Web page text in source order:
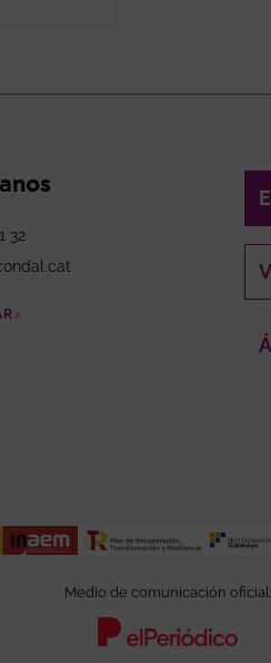
32
Medio de comunicación oficial: